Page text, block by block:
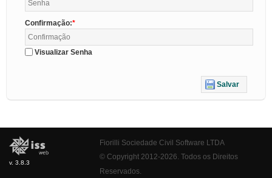
Confirmação:
Visualizar Senha
Salvar
v. 3.8.3
Fiorilli Sociedade Civil Software LTDA
© Copyright 2012-2026. Todos os Direitos
Reservados.